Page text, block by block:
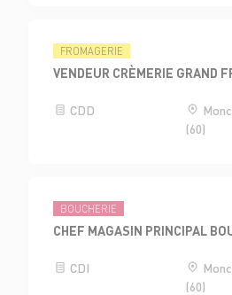
FROMAGERIE
VENDEUR CRÈMERIE GRAND
CDD
(60)
BOUCHERIE
CHEF MAGASIN PRINCIPAL
CDI
(60)